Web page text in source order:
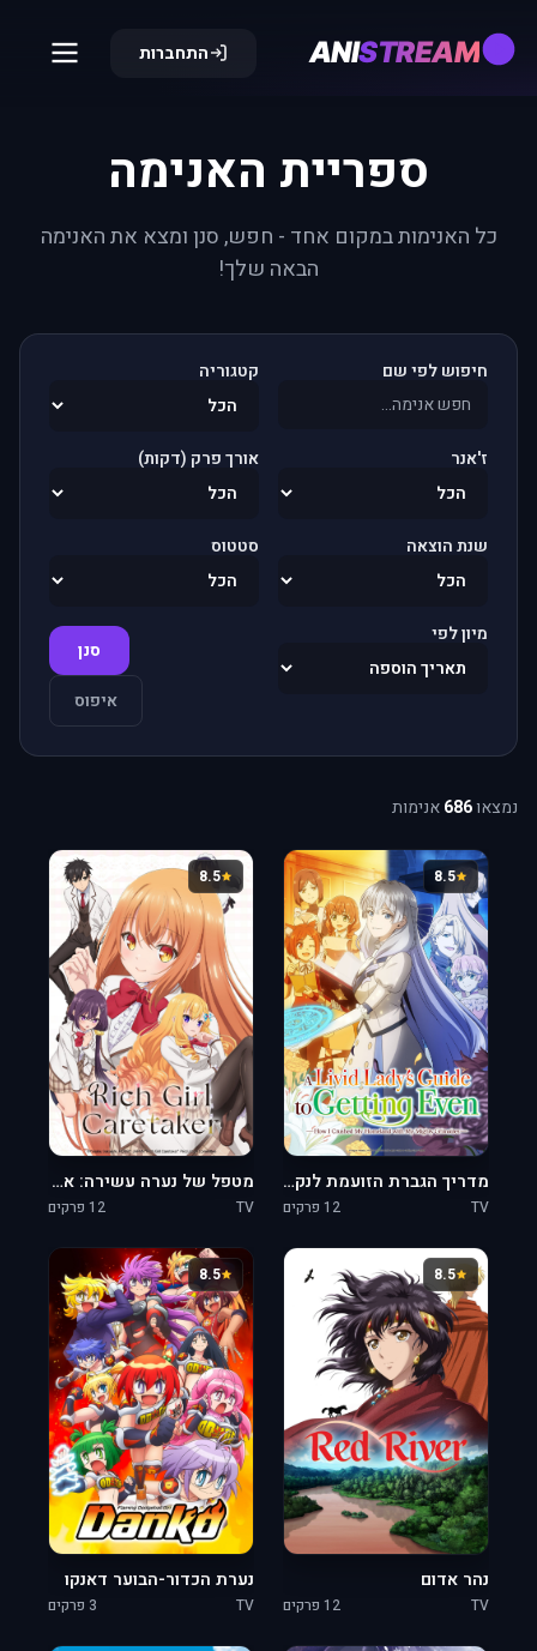
ANISTREAM התחברות
ספריית האנימה
כל האנימות במקום אחד - חפש, סנן ומצא את האנימה
הבאה שלך!
חיפוש לפי שם קטגוריה
ז'אנר אורך פרק (דקות)
שנת הוצאה סטטוס
מיון לפי
סנן
איפוס
נמצאו686אנימות
8.5
מדריך הגברת הזועמת לנקמה: איך מחצתי את מולדתי בכוח הגרימוארים
TV 12 פרקים
8.5
מטפל של נערה עשירה: אני המטפל הסודי של הבחורה הכי פופולרית בבית הספר לעשירים
TV 12 פרקים
8.5
נהר אדום
TV 12 פרקים
8.5
נערת הכדור-הבוער דאנקו
TV 3 פרקים